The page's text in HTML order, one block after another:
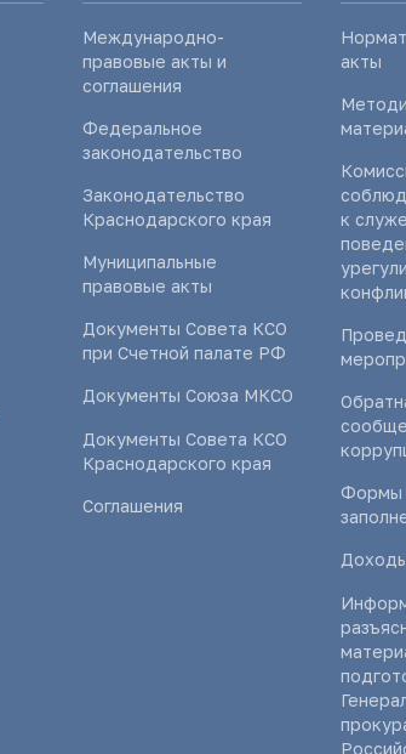
Международно-
правовые акты и
соглашения
Федеральное
законодательство
Законодательство
Краснодарского края
Муниципальные
правовые акты
Документы Совета КСО
при Счетной палате РФ
Документы Союза МКСО
Документы Совета КСО
Краснодарского края
Соглашения
акты
к
Формы